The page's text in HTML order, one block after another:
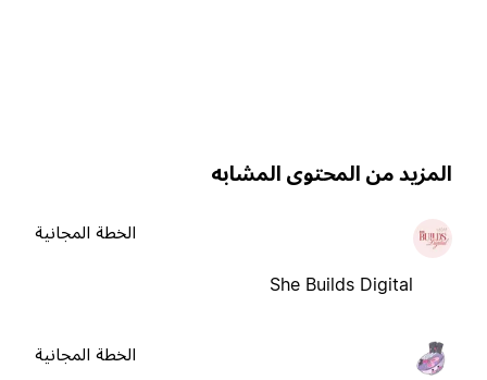
من المحتوى المشابه
She Builds Digital
الخطة المجانية
الخطة المجانية